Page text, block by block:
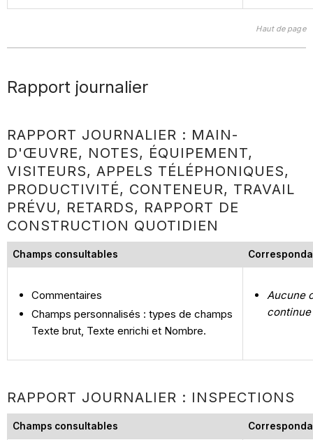
Haut de page
Rapport journalier
RAPPORT JOURNALIER : MAIN-
D'ŒUVRE, NOTES, ÉQUIPEMENT,
VISITEURS, APPELS TÉLÉPHONIQUES,
PRODUCTIVITÉ, CONTENEUR, TRAVAIL
PRÉVU, RETARDS, RAPPORT DE
CONSTRUCTION QUOTIDIEN
Champs consultables
Commentaires
Champs personnalisés : types de champs
Texte brut, Texte enrichi et Nombre.
Aucune
RAPPORT JOURNALIER : INSPECTIONS
Champs consultables